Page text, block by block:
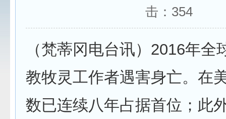
击： 354
（梵蒂冈电台讯）2016年全
教牧灵工作者遇害身亡。在
数已连续八年占据首位；此